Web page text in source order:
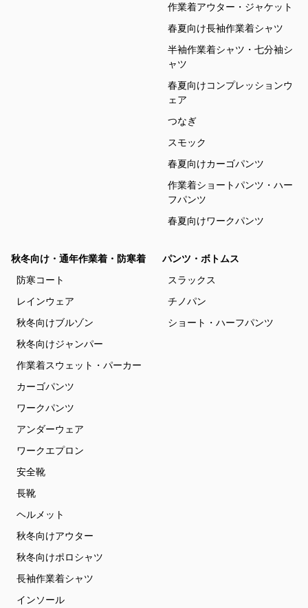
作業着アウター・ジャケット
春夏向け長袖作業着シャツ
半袖作業着シャツ・七分袖シ
ャツ
春夏向けコンプレッションウ
ェア
つなぎ
スモック
春夏向けカーゴパンツ
作業着ショートパンツ・ハー
フパンツ
春夏向けワークパンツ
秋冬向け・通年作業着・防寒着
防寒コート
レインウェア
秋冬向けブルゾン
秋冬向けジャンパー
作業着スウェット・パーカー
カーゴパンツ
ワークパンツ
アンダーウェア
ワークエプロン
安全靴
長靴
ヘルメット
秋冬向けアウター
秋冬向けポロシャツ
長袖作業着シャツ
インソール
パンツ・ボトムス
スラックス
チノパン
ショート・ハーフパンツ